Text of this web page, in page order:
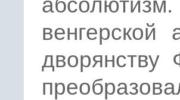
абсолютизм.
венгерской